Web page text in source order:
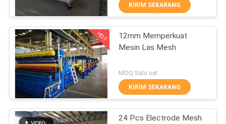
PABRIK
KONTROL
KUALITAS
HUBUNGI
KAMI
mesin las pagar jala
KIRIM SEKARANG
HOT
12mm Memperkuat
Mesin Las Mesh
MOQ:Satu set
KIRIM SEKARANG
24 Pcs Electrode Mesh